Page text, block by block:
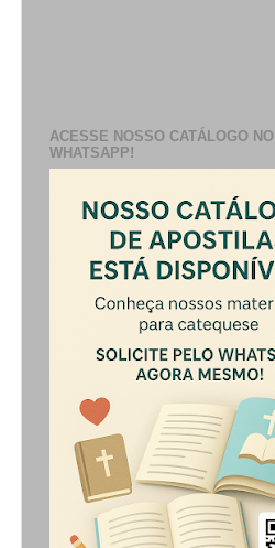
ACESSE NOSSO CATÁLOGO NO
WHATSAPP!